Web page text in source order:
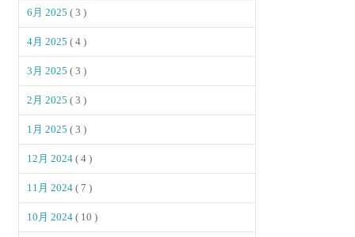
6月 2025( 3 )
4月 2025( 4 )
3月 2025( 3 )
2月 2025( 3 )
1月 2025( 3 )
12月 2024( 4 )
11月 2024( 7 )
10月 2024( 10 )